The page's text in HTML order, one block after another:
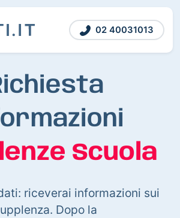
02 40031013
Scuola
riceverai informazioni sui
Dopo la